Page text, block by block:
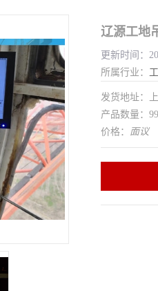
辽源工地
更新时间：
所属行业：
发货地址：
产品数量：
价格： 面议